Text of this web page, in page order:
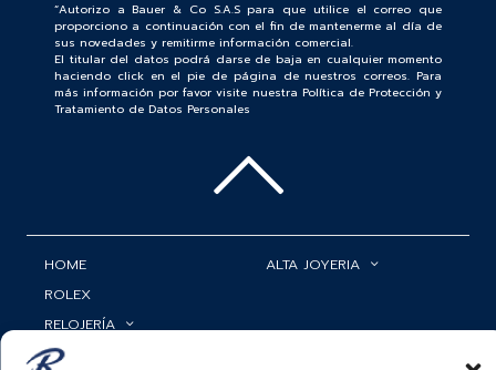
“Autorizo a Bauer & Co S.A.S para que utilice el correo que
proporciono a continuación con el fin de mantenerme al día de
sus novedades y remitirme información comercial.
El titular del datos podrá darse de baja en cualquier momento
haciendo click en el pie de página de nuestros correos. Para
más información por favor visite nuestra Política de Protección y
Tratamiento de Datos Personales
HOME
ROLEX
RELOJERÍA
ALTA JOYERIA
ACCESORIOS